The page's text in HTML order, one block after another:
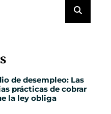
de desempleo: Las
prácticas de cobrar
la ley obliga